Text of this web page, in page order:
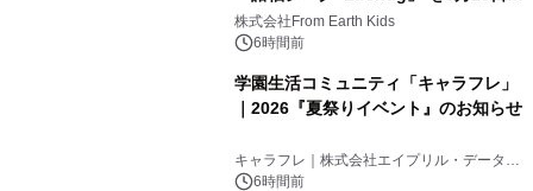
(日)開催
株式会社From Earth Kids
6時間前
学園生活コミュニティ「キャラフレ」
｜2026『夏祭りイベント』のお知らせ
キャラフレ｜株式会社エイプリル・データ・
デザインズ
6時間前